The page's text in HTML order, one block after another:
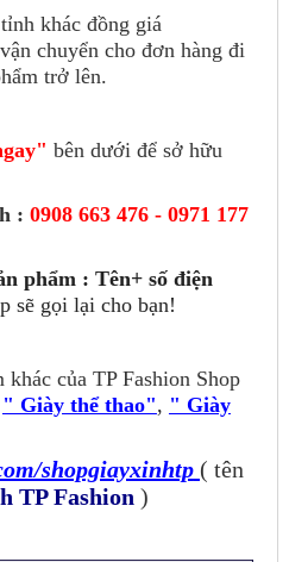
khác đồng giá
chuyển cho đơn hàng đi
trở lên.
bên dưới để sở hữu
: 0908 663 476 - 0971 177
phẩm : Tên+ số điện
sẽ gọi lại cho bạn!
khác của TP Fashion Shop
" Giày thể thao", " Giày
shopgiayxinhtp ( tên
TP Fashion )